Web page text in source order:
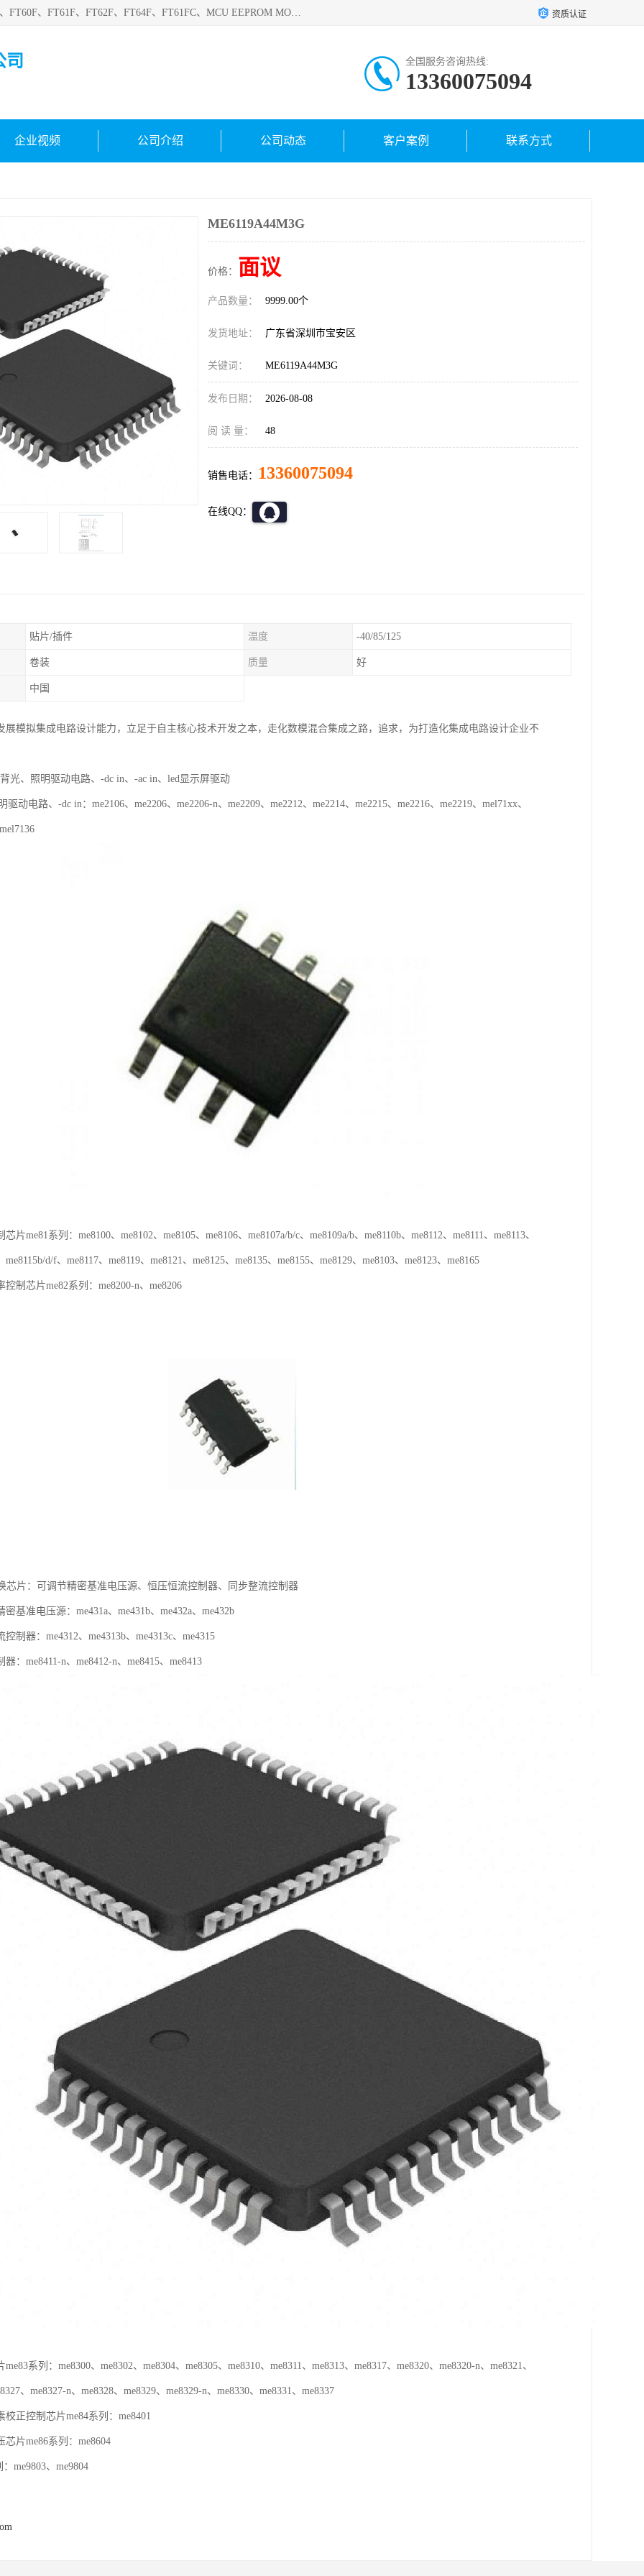
深圳悟芯电子科技有限公司目前主营的电子元器件型号FT32F、FT60F、FT61F、FT62F、FT64F、FT61FC、MCU EEPROM MOS LDO 稳压管 触摸IC DC-DC AC-DC 协议IC等，广泛应用于LED射灯、LED日光灯、等诸多领域。 资质认证
司 全国服务咨询热线:
13360075094
企业视频 公司介绍 公司动态 客户案例 联系方式
ME6119A44M3G
价格： 面议
产品数量： 9999.00个
发货地址： 广东省深圳市宝安区
关键词： ME6119A44M3G
发布日期： 2026-08-08
阅 读 量： 48
销售电话： 13360075094
在线QQ：
贴片/插件 温度 -40/85/125
卷装 质量 好
中国
展模拟集成电路设计能力，立足于自主核心技术开发之本，走化数模混合集成之路，追求，为打造化集成电路设计企业不
光、照明驱动电路、-dc in、-ac in、led显示屏驱动
驱动电路、-dc in：me2106、me2206、me2206-n、me2209、me2212、me2214、me2215、me2216、me2219、mel71xx、
片me81系列：me8100、me8102、me8105、me8106、me8107a/b/c、me8109a/b、me8110b、me8112、me8111、me8113、
me8115b/d/f、me8117、me8119、me8121、me8125、me8135、me8155、me8129、me8103、me8123、me8165
芯片me82系列：me8200-n、me8206
芯片：可调节精密基准电压源、恒压恒流控制器、同步整流控制器
准电压源：me431a、me431b、me432a、me432b
器：me4312、me4313b、me4313c、me4315
器：me8411-n、me8412-n、me8415、me8413
系列：me8300、me8302、me8304、me8305、me8310、me8311、me8313、me8317、me8320、me8320-n、me8321、
、me8327-n、me8328、me8329、me8329-n、me8330、me8331、me8337
正控制芯片me84系列：me8401
芯片me86系列：me8604
：me9803、me9804